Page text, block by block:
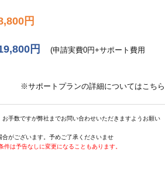
円
円
(申請実費0円+サポート費用
※サポートプランの詳細についてはこちら
手数ですが弊社までお問い合わせいただきますようお願い
がございます。予めご了承くださいませ
は予告なしに変更になることもあります。